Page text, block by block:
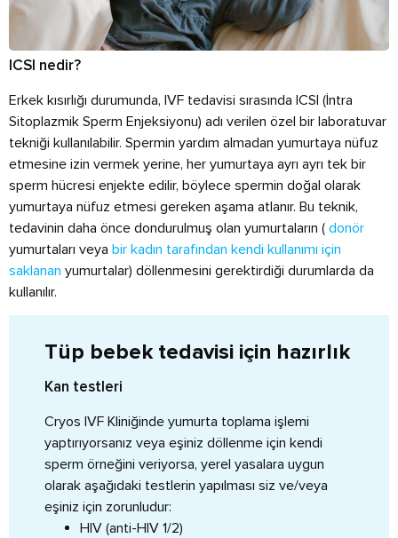
ICSI nedir?
Erkek kısırlığı durumunda, IVF tedavisi sırasında ICSI (İntra
Sitoplazmik Sperm Enjeksiyonu) adı verilen özel bir laboratuvar
tekniği kullanılabilir. Spermin yardım almadan yumurtaya nüfuz
etmesine izin vermek yerine, her yumurtaya ayrı ayrı tek bir
sperm hücresi enjekte edilir, böylece spermin doğal olarak
yumurtaya nüfuz etmesi gereken aşama atlanır. Bu teknik,
tedavinin daha önce dondurulmuş olan yumurtaların ( donör
yumurtaları veya bir kadın tarafından kendi kullanımı için
saklanan yumurtalar) döllenmesini gerektirdiği durumlarda da
kullanılır.
Tüp bebek tedavisi için hazırlık
Kan testleri
Cryos IVF Kliniğinde yumurta toplama işlemi
yaptırıyorsanız veya eşiniz döllenme için kendi
sperm örneğini veriyorsa, yerel yasalara uygun
olarak aşağıdaki testlerin yapılması siz ve/veya
eşiniz için zorunludur:
HIV (anti-HIV 1/2)